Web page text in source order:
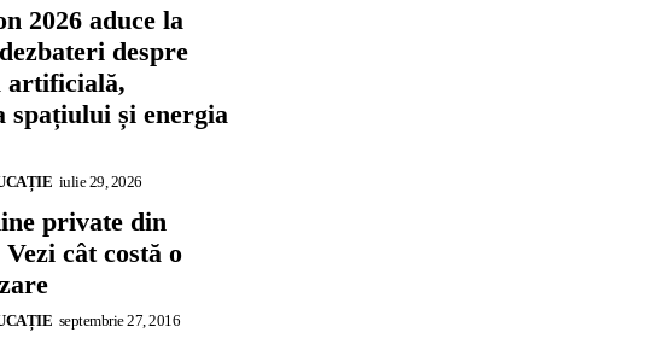
2026 aduce la
despre
artificială,
spațiului și energia
iulie 29, 2026
private din
cât costă o
septembrie 27, 2016